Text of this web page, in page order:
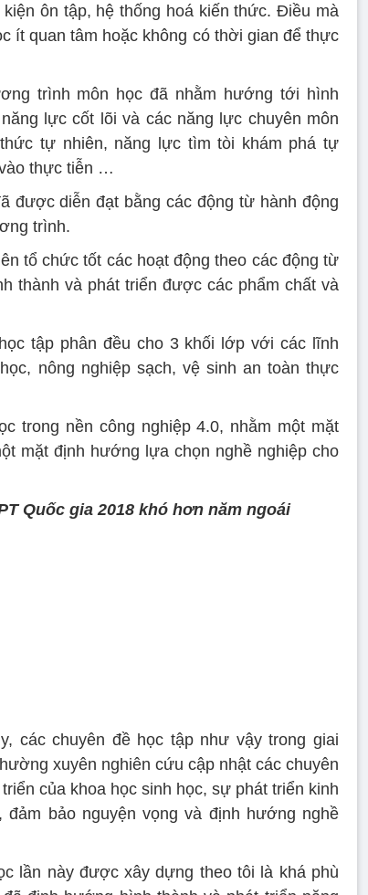
ôn tập, hệ thống hoá kiến thức. Điều mà
ít quan tâm hoặc không có thời gian để thực
trình môn học đã nhằm hướng tới hình
lực cốt lõi và các năng lực chuyên môn
tự nhiên, năng lực tìm tòi khám phá tự
thực tiễn …
được diễn đạt bằng các động từ hành động
trình.
tổ chức tốt các hoạt động theo các động từ
thành và phát triển được các phẩm chất và
tập phân đều cho 3 khối lớp với các lĩnh
nông nghiệp sạch, vệ sinh an toàn thực
trong nền công nghiệp 4.0, nhằm một mặt
mặt định hướng lựa chọn nghề nghiệp cho
Quốc gia 2018 khó hơn năm ngoái
các chuyên đề học tập như vậy trong giai
xuyên nghiên cứu cập nhật các chuyên
của khoa học sinh học, sự phát triển kinh
bảo nguyện vọng và định hướng nghề
lần này được xây dựng theo tôi là khá phù